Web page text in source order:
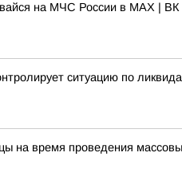
на МЧС России в MAX | ВК
ситуацию по
на время проведения